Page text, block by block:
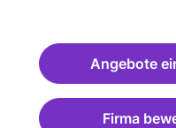
Angebote
Firma